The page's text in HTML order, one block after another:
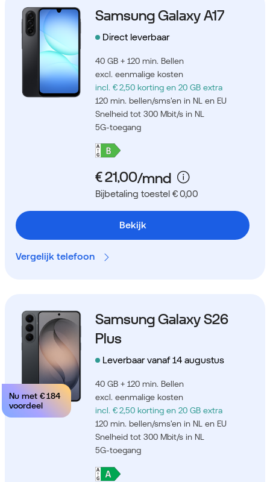
Samsung Galaxy A17
Direct leverbaar
40 GB + 120 min. Bellen
excl. eenmalige kosten
incl. € 2,50 korting en 20 GB extra
120 min. bellen/sms'en in NL en EU
Snelheid tot 300 Mbit/s in NL
5G-toegang
Bijbetaling toestel € 0,00
Bekijk
Vergelijk telefoon
Nu met € 184
voordeel
Samsung Galaxy S26
Plus
Leverbaar vanaf 14 augustus
40 GB + 120 min. Bellen
excl. eenmalige kosten
incl. € 2,50 korting en 20 GB extra
120 min. bellen/sms'en in NL en EU
Snelheid tot 300 Mbit/s in NL
5G-toegang